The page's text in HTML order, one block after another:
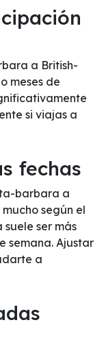
a British-
meses de
si viajas a
fechas
barbara a
según el
ser más
semana. Ajustar
a